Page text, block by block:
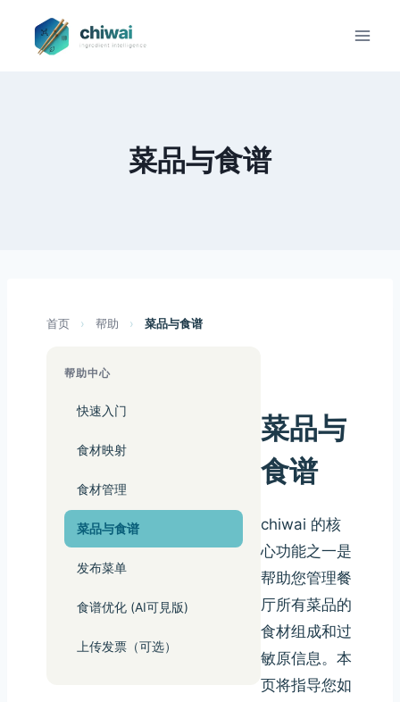
Inhalt
springen
菜品与食谱
首页 › 帮助 › 菜品与食谱
帮助中心
快速入门
食材映射
食材管理
菜品与食谱
发布菜单
食谱优化 (AI可見版)
上传发票（可选）
菜品与
食谱
chiwai 的核
心功能之一是
帮助您管理餐
厅所有菜品的
食材组成和过
敏原信息。本
页将指导您如